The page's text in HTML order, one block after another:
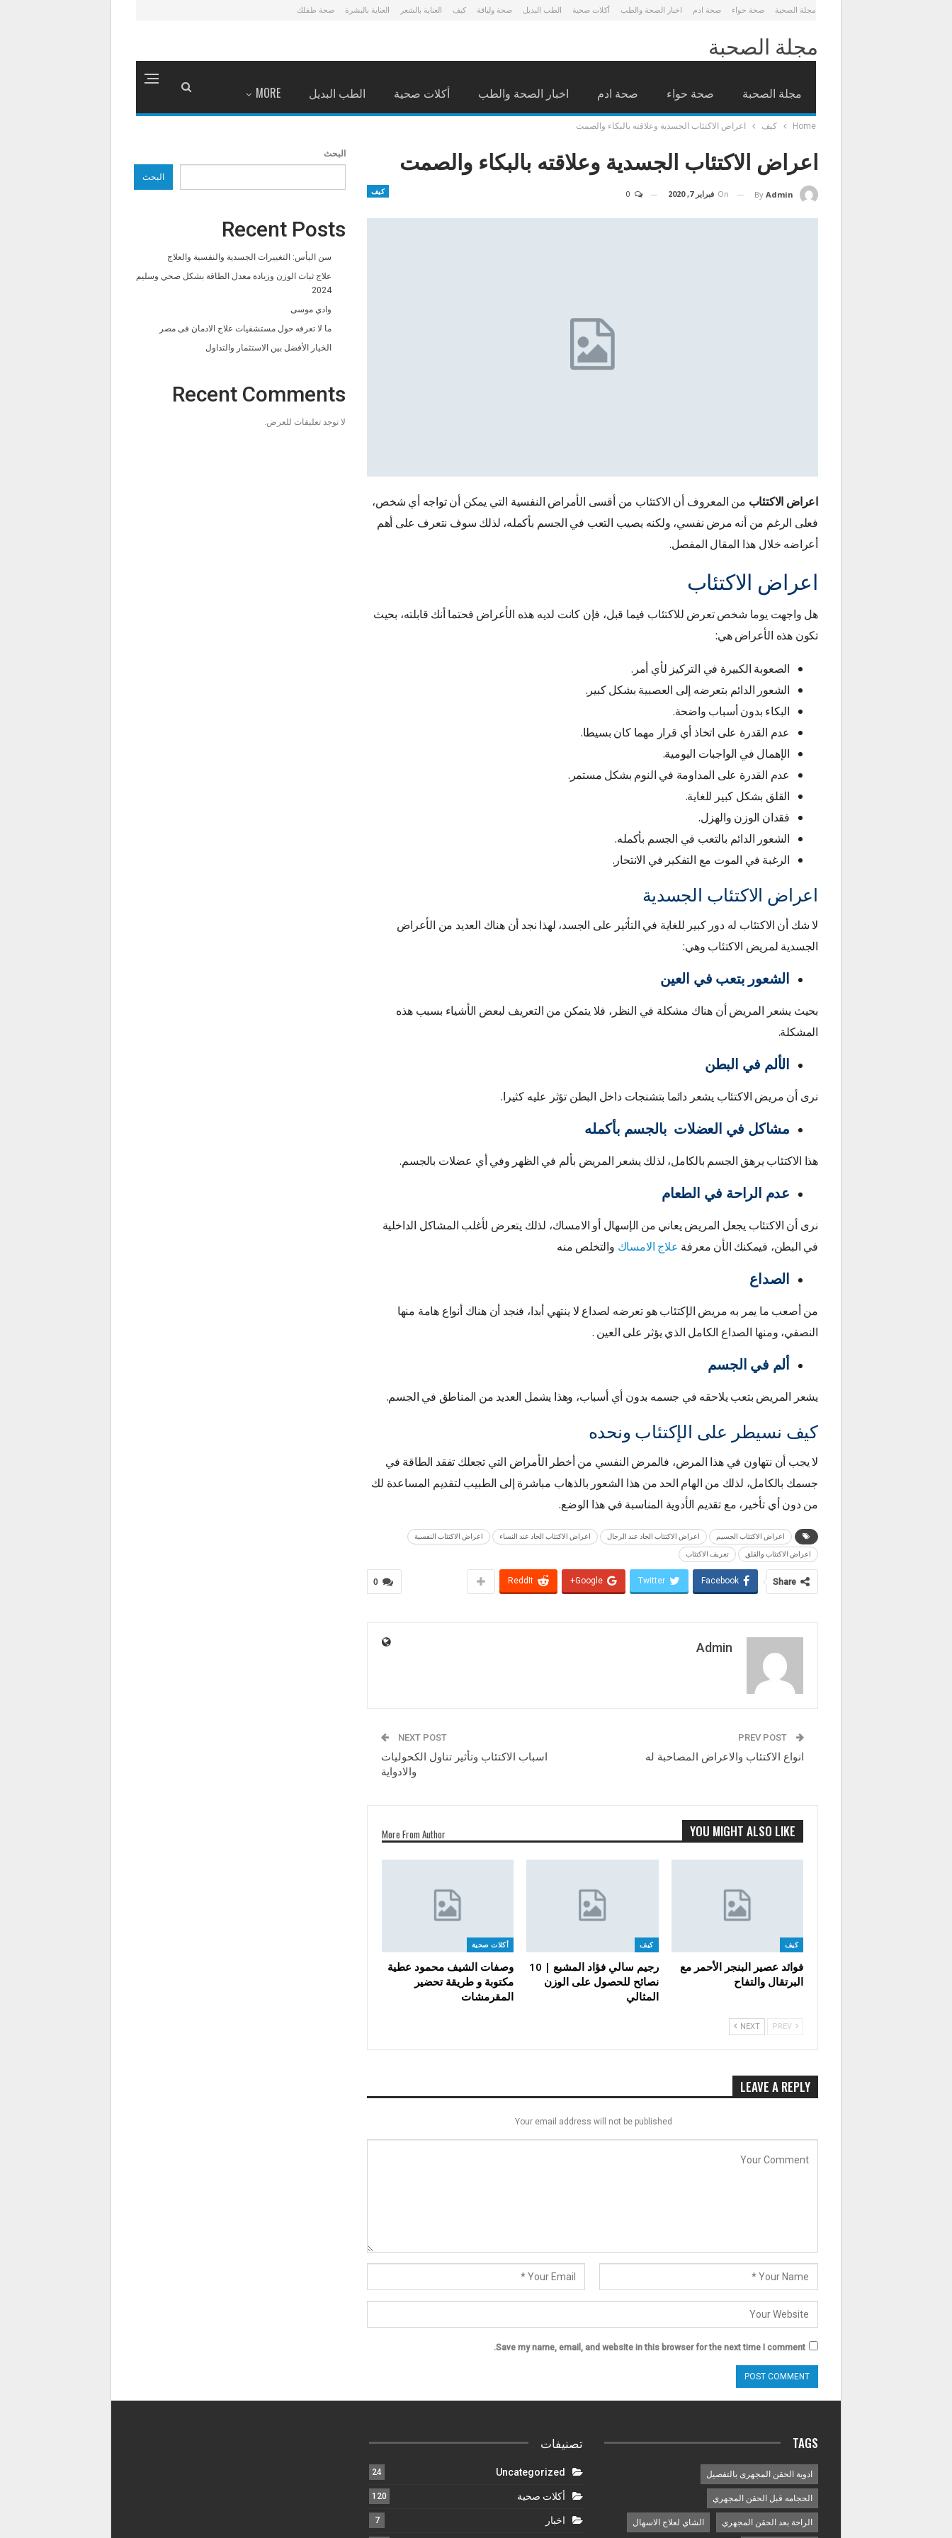
مجلة الصحبة صحة حواء صحة ادم اخبار الصحة والطب أكلات صحية الطب البديل صحة ولياقة كيف العناية بالشعر العناية بالبشرة صحة طفلك
مجلة الصحبة
مجلة الصحبة صحة حواء صحة ادم اخبار الصحة والطب أكلات صحية الطب البديل MORE
Home كيف اعراض الاكتئاب الجسدية وعلاقته بالبكاء والصمت
اعراض الاكتئاب الجسدية وعلاقته بالبكاء والصمت
كيف By Admin
On فبراير 7, 2020
اعراض الاكتئاب من المعروف أن الاكتئاب من أقسى الأمراض النفسية التي يمكن أن تواجه أي شخص،
فعلى الرغم من أنه مرض نفسي، ولكنه يصيب التعب في الجسم بأكمله، لذلك سوف نتعرف على أهم
أعراضه خلال هذا المقال المفصل.
اعراض الاكتئاب
هل واجهت يوما شخص تعرض للاكتئاب فيما قبل، فإن كانت لديه هذه الأعراض فحتما أنك قابلته، بحيث
تكون هذه الأعراض هي:
الصعوبة الكبيرة في التركيز لأي أمر.
الشعور الدائم بتعرضه إلى العصبية بشكل كبير.
البكاء بدون أسباب واضحة.
عدم القدرة على اتخاذ أي قرار مهما كان بسيطا.
الإهمال في الواجبات اليومية.
عدم القدرة على المداومة في النوم بشكل مستمر.
القلق بشكل كبير للغاية.
فقدان الوزن والهزل.
الشعور الدائم بالتعب في الجسم بأكمله.
الرغبة في الموت مع التفكير في الانتحار.
اعراض الاكتئاب الجسدية
لا شك أن الاكتئاب له دور كبير للغاية في التأثير على الجسد، لهذا نجد أن هناك العديد من الأعراض
الجسدية لمريض الاكتئاب وهي:
الشعور بتعب في العين
بحيث يشعر المريض أن هناك مشكلة في النظر، فلا يتمكن من التعريف لبعض الأشياء بسبب هذه
المشكلة.
الألم في البطن
نرى أن مريض الاكتئاب يشعر دائما بتشنجات داخل البطن تؤثر عليه كثيرا.
مشاكل في العضلات بالجسم بأكمله
هذا الاكتئاب يرهق الجسم بالكامل، لذلك يشعر المريض بألم في الظهر وفي أي عضلات بالجسم.
عدم الراحة في الطعام
نرى أن الاكتئاب يجعل المريض يعاني من الإسهال أو الامساك، لذلك يتعرض لأغلب المشاكل الداخلية
في البطن، فيمكنك الأن معرفة علاج الامساك والتخلص منه
الصداع
من أصعب ما يمر به مريض الإكتئاب هو تعرضه لصداع لا ينتهي أبدا، فنجد أن هناك أنواع هامة منها
النصفي، ومنها الصداع الكامل الذي يؤثر على العين .
ألم في الجسم
يشعر المريض بتعب يلاحقه في جسمه بدون أي أسباب، وهذا يشمل العديد من المناطق في الجسم.
كيف نسيطر على الإكتئاب ونحده
لا يجب أن نتهاون في هذا المرض، فالمرض النفسي من أخطر الأمراض التي تجعلك تفقد الطاقة في
جسمك بالكامل، لذلك من الهام الحد من هذا الشعور بالذهاب مباشرة إلى الطبيب لتقديم المساعدة لك
من دون أي تأخير، مع تقديم الأدوية المناسبة في هذا الوضع.
اعراض الاكتئاب الجسيم اعراض الاكتئاب الحاد عند الرجال اعراض الاكتئاب الحاد عند النساء اعراض الاكتئاب النفسية
اعراض الاكتئاب والقلق تعريف الاكتئاب
0 Share
Facebook
Twitter
Google+
ReddIt
Admin
انواع الاكتئاب والاعراض المصاحبة له
NEXT POST
اسباب الاكتئاب وتأثير تناول الكحوليات
والادواية
YOU MIGHT ALSO LIKE
More From Author
كيف
فوائد عصير البنجر الأحمر مع
البرتقال والتفاح
كيف
رجيم سالي فؤاد المشبع | 10
نصائح للحصول على الوزن
المثالي
أكلات صحية
وصفات الشيف محمود عطية
مكتوبة و طريقة تحضير
المقرمشات
NEXT
LEAVE A REPLY
Your email address will not be published.
Save my name, email, and website in this browser for the next time I comment.
البحث
البحث
Recent Posts
سن اليأس: التغييرات الجسدية والنفسية والعلاج
علاج ثبات الوزن وزيادة معدل الطاقة بشكل صحي وسليم
2024
وادي موسى
ما لا تعرفه حول مستشفيات علاج الادمان فى مصر
الخيار الأفضل بين الاستثمار والتداول
Recent Comments
لا توجد تعليقات للعرض.
TAGS
ادوية الحقن المجهرى بالتفصيل
الحجامه قبل الحقن المجهري
الراحة بعد الحقن المجهري الشاي لعلاج الاسهال
تصنيفات
Uncategorized
24
أكلات صحية 120
اخبار 7